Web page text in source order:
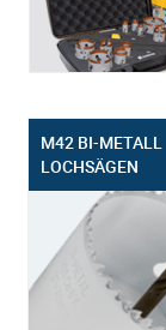
M42 BI-METALL
LOCHSÄGEN